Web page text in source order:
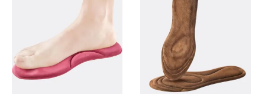
options
être
choisies